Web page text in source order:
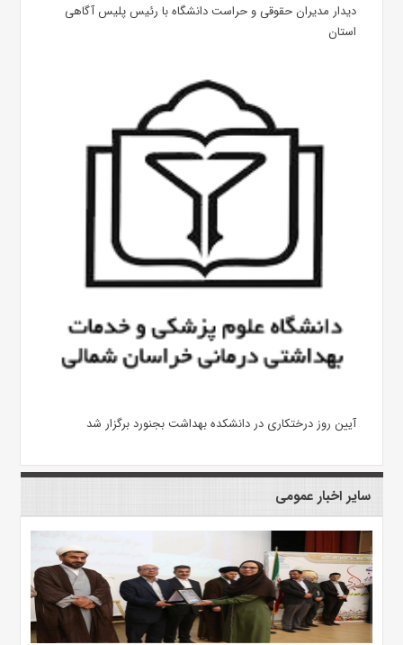
دیدار مدیران حقوقی و حراست دانشگاه با رئیس پلیس آگاهی
استان
آیین روز درختکاری در دانشکده بهداشت بجنورد برگزار شد
سایر اخبار عمومی